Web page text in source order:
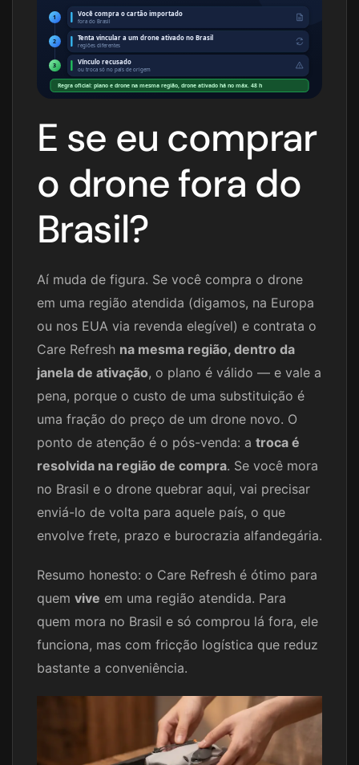
1 Você compra o cartão importado
fora do Brasil
2 Tenta vincular a um drone ativado no Brasil
regiões diferentes
3 Vínculo recusado
ou troca só no país de origem
Regra oficial: plano e drone na mesma região, drone ativado há no máx. 48 h
E se eu comprar
o drone fora do
Brasil?
Aí muda de figura. Se você compra o drone
em uma região atendida (digamos, na Europa
ou nos EUA via revenda elegível) e contrata o
Care Refresh na mesma região, dentro da
janela de ativação, o plano é válido — e vale a
pena, porque o custo de uma substituição é
uma fração do preço de um drone novo. O
ponto de atenção é o pós-venda: a troca é
resolvida na região de compra. Se você mora
no Brasil e o drone quebrar aqui, vai precisar
enviá-lo de volta para aquele país, o que
envolve frete, prazo e burocrazia alfandegária.
Resumo honesto: o Care Refresh é ótimo para
quem vive em uma região atendida. Para
quem mora no Brasil e só comprou lá fora, ele
funciona, mas com fricção logística que reduz
bastante a conveniência.